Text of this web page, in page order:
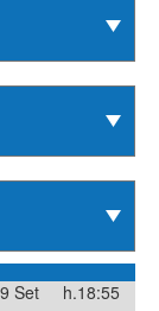
Set
h.18:55